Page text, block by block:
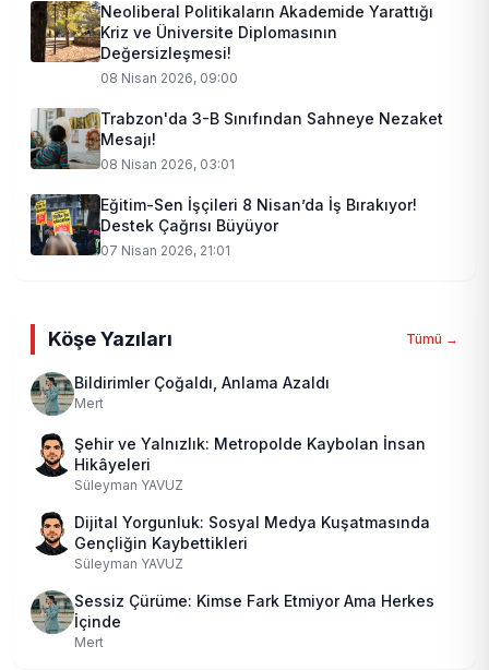
Neoliberal Politikaların Akademide Yarattığı
Kriz ve Üniversite Diplomasının
Değersizleşmesi!
08 Nisan 2026, 09:00
Trabzon'da 3-B Sınıfından Sahneye Nezaket
Mesajı!
08 Nisan 2026, 03:01
Eğitim-Sen İşçileri 8 Nisan’da İş Bırakıyor!
Destek Çağrısı Büyüyor
07 Nisan 2026, 21:01
Köşe Yazıları Tümü →
Bildirimler Çoğaldı, Anlama Azaldı
Mert
Şehir ve Yalnızlık: Metropolde Kaybolan İnsan
Hikâyeleri
Süleyman YAVUZ
Dijital Yorgunluk: Sosyal Medya Kuşatmasında
Gençliğin Kaybettikleri
Süleyman YAVUZ
Sessiz Çürüme: Kimse Fark Etmiyor Ama Herkes
İçinde
Mert